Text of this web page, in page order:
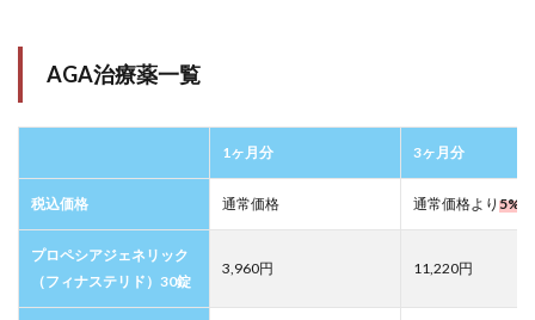
AGA治療薬一覧
1ヶ月分 3ヶ月分
税込価格 通常価格 通常価格より
プロペシアジェネリック
（フィナステリド）30錠
3,960円 11,220円